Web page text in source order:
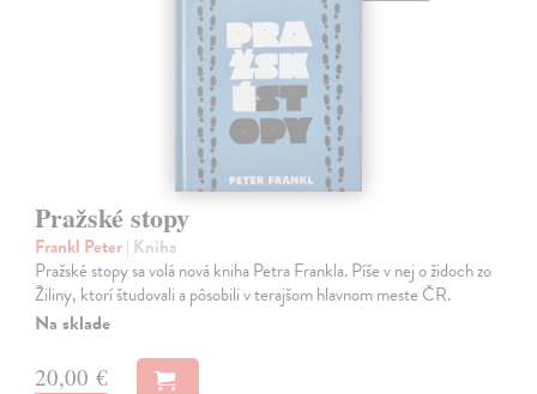
Pražské stopy
Frankl Peter| Kniha
Pražské stopy sa volá nová kniha Petra Frankla. Píše v nej o židoch zo
Žiliny, ktorí študovali a pôsobili v terajšom hlavnom meste ČR.
Na sklade
20,00 €